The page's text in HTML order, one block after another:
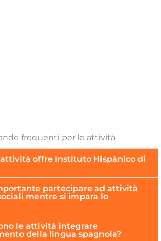
frequenti per le attività
offre Instituto Hispánico di
partecipare ad attività
mentre si impara lo
le attività integrare
della lingua spagnola?